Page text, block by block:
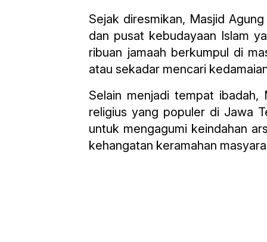
Sejak diresmikan, Masjid
dan pusat kebudayaan Islam
ribuan jamaah berkumpul di
atau sekadar mencari
Selain menjadi tempat
religius yang populer di Jawa
untuk mengagumi keindahan
kehangatan keramahan